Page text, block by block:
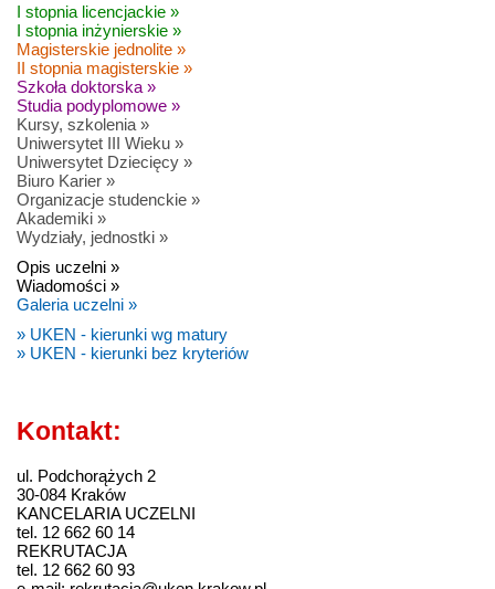
I stopnia licencjackie »
I stopnia inżynierskie »
Magisterskie jednolite »
II stopnia magisterskie »
Szkoła doktorska »
Studia podyplomowe »
Kursy, szkolenia »
Uniwersytet III Wieku »
Uniwersytet Dziecięcy »
Biuro Karier »
Organizacje studenckie »
Akademiki »
Wydziały, jednostki »
Opis uczelni »
Wiadomości »
Galeria uczelni »
» UKEN - kierunki wg matury
» UKEN - kierunki bez kryteriów
Kontakt:
ul. Podchorążych 2
30-084 Kraków
KANCELARIA UCZELNI
tel. 12 662 60 14
REKRUTACJA
tel. 12 662 60 93